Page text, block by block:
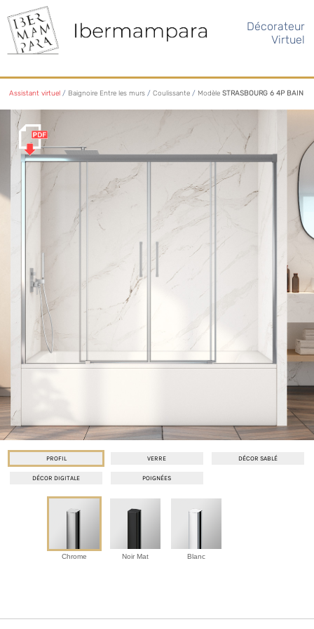
Décorateur
Virtuel
Assistant virtuel / Baignoire Entre les murs / Coulissante / Modèle STRASBOURG 6 4P BAIN
PROFIL VERRE DÉCOR SABLÉ
DÉCOR DIGITALE POIGNÉES
Chrome Noir Mat Blanc